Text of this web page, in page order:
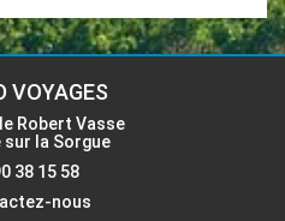
arnaud.fr
nous
VOYAGES
Robert Vasse
sur la Sorgue
38 15 58
nous